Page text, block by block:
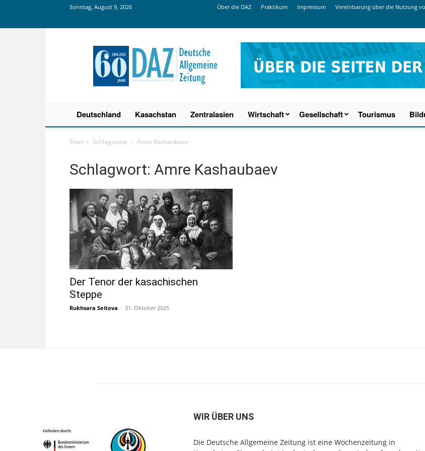
Sonntag, August 9, 2026 Über die DAZ Praktikum Impressum Vereinbarung über die Nutzung
Deutsche
Allgemeine
Zeitung
Deutschland Kasachstan Zentralasien Wirtschaft Gesellschaft Tourismus
Start Schlagworte Amre Kashaubaev
Schlagwort: Amre Kashaubaev
Der Tenor der kasachischen
Steppe
Rukhsara Seitova - 31. Oktober 2025
WIR ÜBER UNS
Die Deutsche Allgemeine Zeitung ist eine Wochenzeitung in